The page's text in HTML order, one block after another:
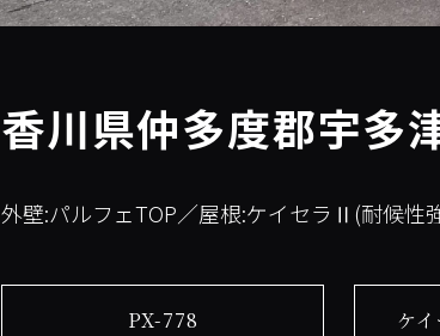
香川県仲多度郡宇多
外壁:パルフェTOP／屋根:ケイセラⅡ(耐候性
PX-778 ケ